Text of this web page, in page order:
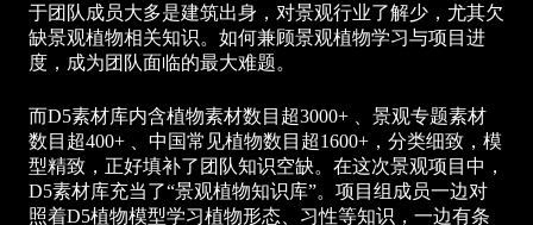
于团队成员大多是建筑出身，对景观行业了解少，尤其欠
缺景观植物相关知识。如何兼顾景观植物学习与项目进
度，成为团队面临的最大难题。
而D5素材库内含植物素材数目超3000+ 、景观专题素材
数目超400+ 、中国常见植物数目超1600+，分类细致，模
型精致，正好填补了团队知识空缺。在这次景观项目中，
D5素材库充当了“景观植物知识库”。项目组成员一边对
照着D5植物模型学习植物形态、习性等知识，一边有条